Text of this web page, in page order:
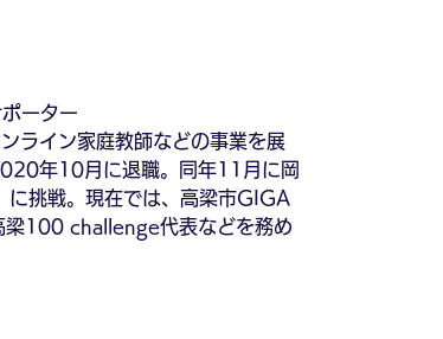
ーター
ライン家庭教師などの事業を展
年10月に退職。同年11月に岡
に挑戦。現在では、高梁市GIGA
梁100 challenge代表などを務め